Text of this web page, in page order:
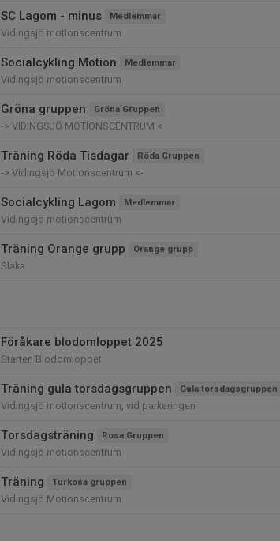
SC Lagom - minus Medlemmar
Vidingsjö motionscentrum
Socialcykling Motion Medlemmar
Vidingsjö motionscentrum
Gröna gruppen Gröna Gruppen
-> VIDINGSJÖ MOTIONSCENTRUM <
Träning Röda Tisdagar Röda Gruppen
-> Vidingsjö Motionscentrum <-
Socialcykling Lagom Medlemmar
Vidingsjö motionscentrum
Träning Orange grupp Orange grupp
Slaka
Föråkare blodomloppet 2025
Starten Blodomloppet
Träning gula torsdagsgruppen Gula torsdagsgruppen
Vidingsjö motionscentrum, vid parkeringen
Torsdagsträning Rosa Gruppen
Vidingsjö motionscentrum
Träning Turkosa gruppen
Vidingsjö Motionscentrum